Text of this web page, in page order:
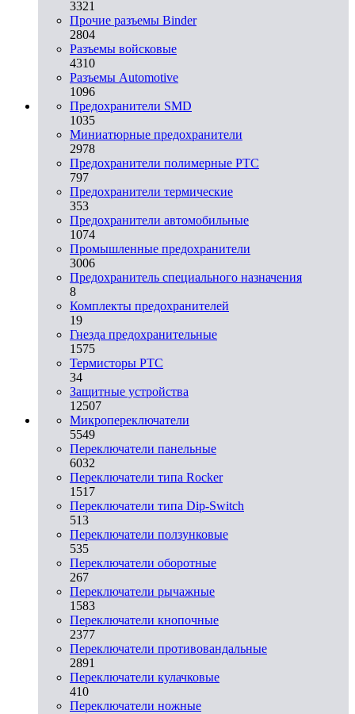
3321
Прочие разъемы Binder
2804
Разъемы войсковые
4310
Разъeмы Automotive
1096
Предохранители SMD
1035
Миниатюрные предохранители
2978
Предохранители полимерные PTC
797
Предохранители термические
353
Предохранители автомобильные
1074
Промышленные предохранители
3006
Предохранитель специального назначения
8
Комплекты предохранителей
19
Гнезда предохранительные
1575
Термисторы PTC
34
Защитные устройства
12507
Микропереключатели
5549
Переключатели панельные
6032
Переключатели типа Rocker
1517
Переключатели типа Dip-Switch
513
Переключатели ползунковые
535
Переключатели оборотные
267
Переключатели рычажные
1583
Переключатели кнопочные
2377
Переключатели противовандальные
2891
Переключатели кулачковые
410
Переключатели ножные